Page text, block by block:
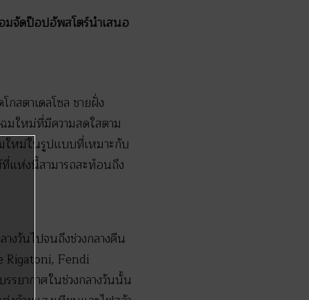
มจัดป๊อปอัพสโตร์นำเสนอ
สตาเดลโซล ชายฝั่ง
มใหม่ที่มีความสดใสตาม
ใหม่ในรูปแบบที่เหมาะกับ
แห่งนี้สามารถสะท้อนถึง
งวันไปจนถึงช่วงกลางคืน
Rigatoni, Fendi
ยากาศในช่วงกลางวันนั้น